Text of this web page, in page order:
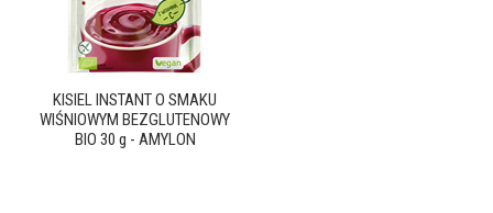
KISIEL INSTANT O SMAKU
WIŚNIOWYM BEZGLUTENOWY
BIO 30 g - AMYLON